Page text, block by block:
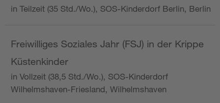
in Teilzeit (35 Std./Wo.), SOS-Kinderdorf Berlin, Berlin
Freiwilliges Soziales Jahr (FSJ) in der Krippe
Küstenkinder
in Vollzeit (38,5 Std./Wo.), SOS-Kinderdorf
Wilhelmshaven-Friesland, Wilhelmshaven